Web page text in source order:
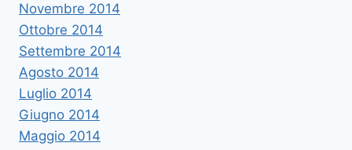
Novembre 2014
Ottobre 2014
Settembre 2014
Agosto 2014
Luglio 2014
Giugno 2014
Maggio 2014